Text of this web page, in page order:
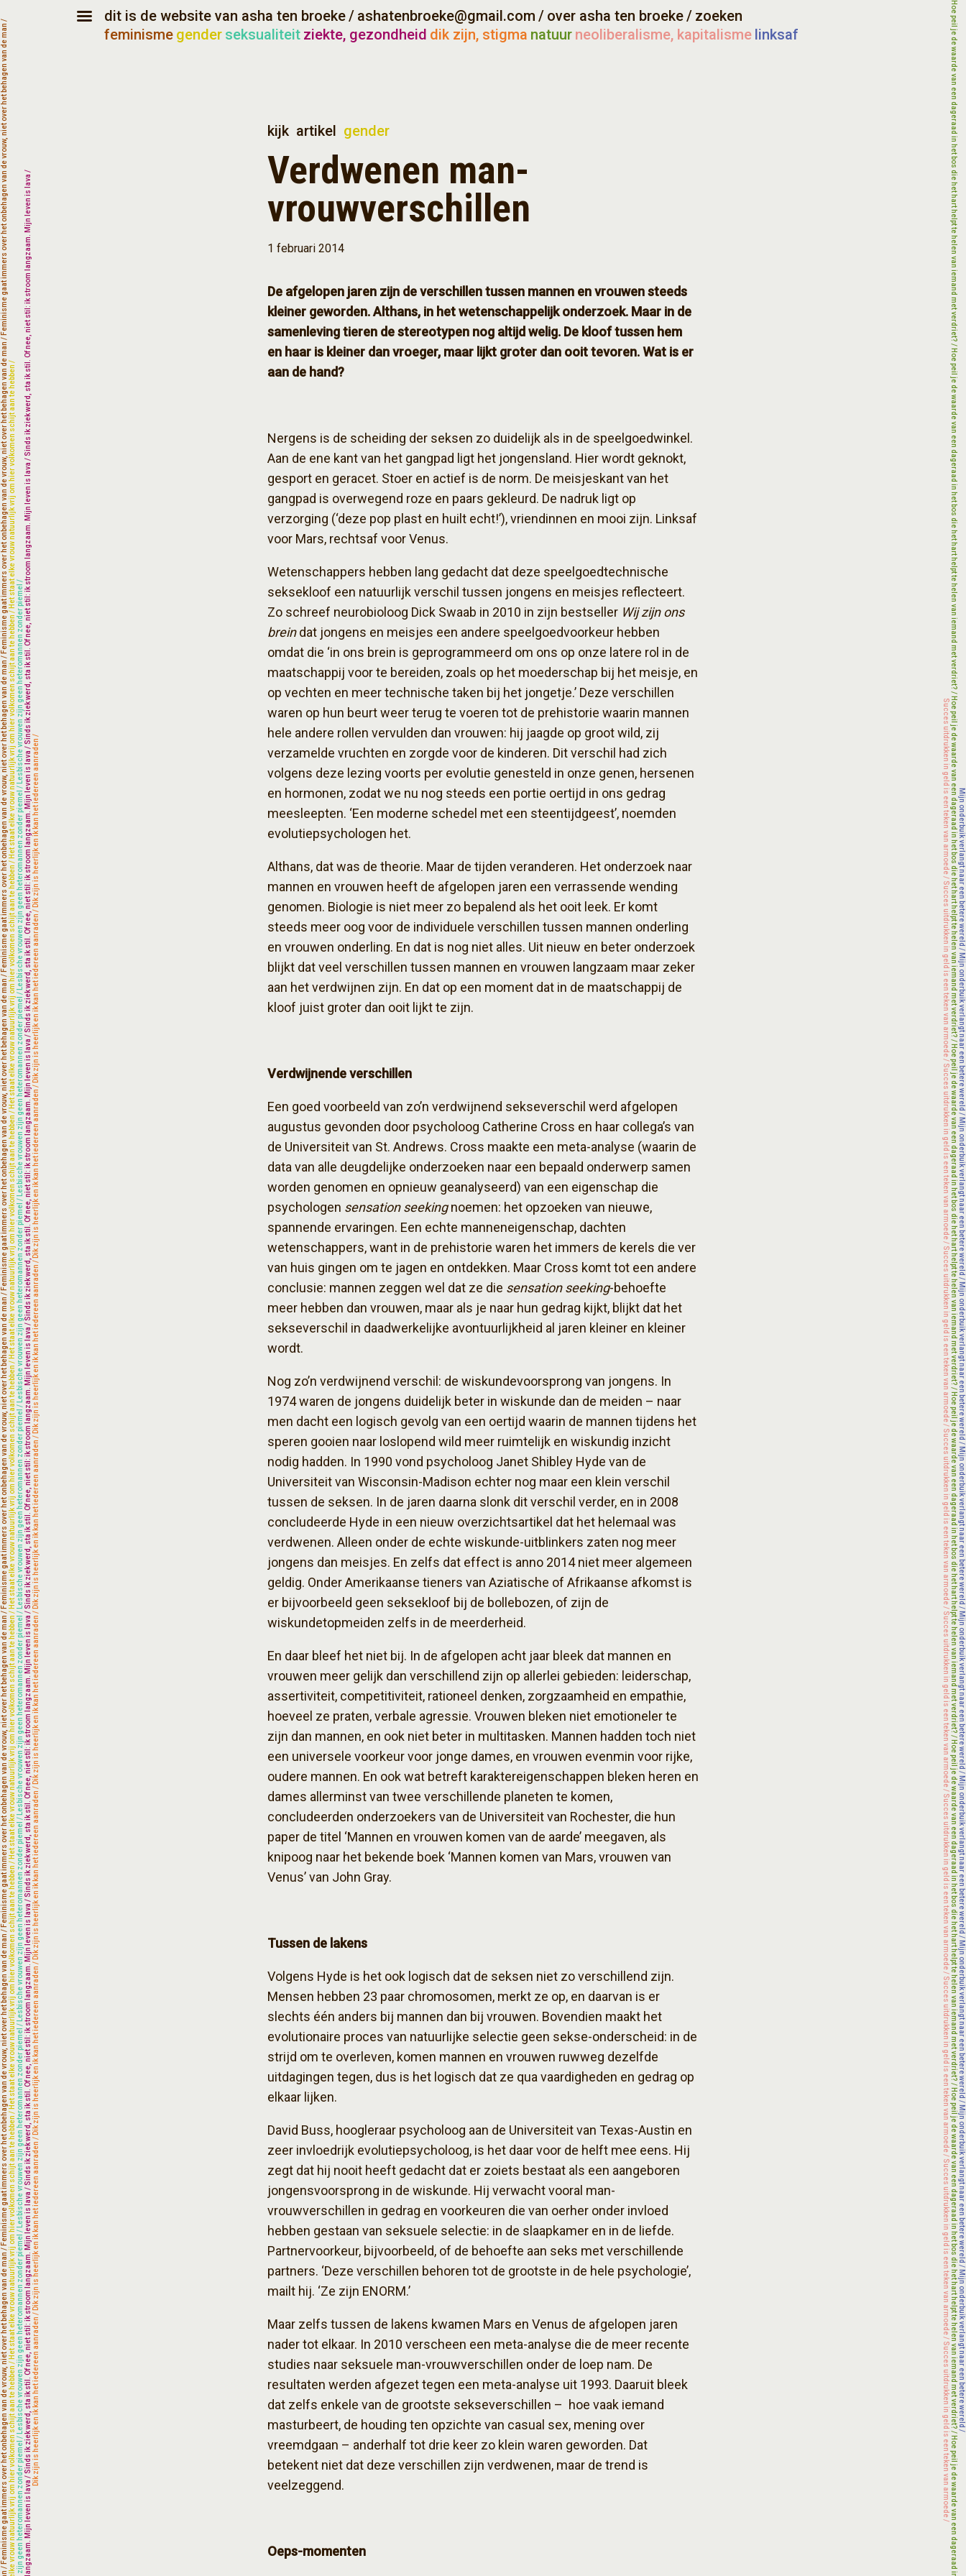
dit is de website van asha ten broeke/ ashatenbroeke@gmail.com / over asha ten broeke/ zoeken
feminisme gender seksualiteit ziekte, gezondheid dik zijn, stigma natuur neoliberalisme, kapitalisme linksaf
kijk artikel gender
Verdwenen man-
vrouwverschillen
1 februari 2014
De afgelopen jaren zijn de verschillen tussen mannen en vrouwen steeds
kleiner geworden. Althans, in het wetenschappelijk onderzoek. Maar in de
samenleving tieren de stereotypen nog altijd welig. De kloof tussen hem
en haar is kleiner dan vroeger, maar lijkt groter dan ooit tevoren. Wat is er
aan de hand?
Nergens is de scheiding der seksen zo duidelijk als in de speelgoedwinkel.
Aan de ene kant van het gangpad ligt het jongensland. Hier wordt geknokt,
gesport en geracet. Stoer en actief is de norm. De meisjeskant van het
gangpad is overwegend roze en paars gekleurd. De nadruk ligt op
verzorging (‘deze pop plast en huilt echt!’), vriendinnen en mooi zijn. Linksaf
voor Mars, rechtsaf voor Venus.
Wetenschappers hebben lang gedacht dat deze speelgoedtechnische
seksekloof een natuurlijk verschil tussen jongens en meisjes reflecteert.
Zo schreef neurobioloog Dick Swaab in 2010 in zijn bestseller Wij zijn ons
breindat jongens en meisjes een andere speelgoedvoorkeur hebben
omdat die ‘in ons brein is geprogrammeerd om ons op onze latere rol in de
maatschappij voor te bereiden, zoals op het moederschap bij het meisje, en
op vechten en meer technische taken bij het jongetje.’ Deze verschillen
waren op hun beurt weer terug te voeren tot de prehistorie waarin mannen
hele andere rollen vervulden dan vrouwen: hij jaagde op groot wild, zij
verzamelde vruchten en zorgde voor de kinderen. Dit verschil had zich
volgens deze lezing voorts per evolutie genesteld in onze genen, hersenen
en hormonen, zodat we nu nog steeds een portie oertijd in ons gedrag
meesleepten. ‘Een moderne schedel met een steentijdgeest’, noemden
evolutiepsychologen het.
Althans, dat was de theorie. Maar de tijden veranderen. Het onderzoek naar
mannen en vrouwen heeft de afgelopen jaren een verrassende wending
genomen. Biologie is niet meer zo bepalend als het ooit leek. Er komt
steeds meer oog voor de individuele verschillen tussen mannen onderling
en vrouwen onderling. En dat is nog niet alles. Uit nieuw en beter onderzoek
blijkt dat veel verschillen tussen mannen en vrouwen langzaam maar zeker
aan het verdwijnen zijn. En dat op een moment dat in de maatschappij de
kloof juist groter dan ooit lijkt te zijn.
Verdwijnende verschillen
Een goed voorbeeld van zo’n verdwijnend sekseverschil werd afgelopen
augustus gevonden door psycholoog Catherine Cross en haar collega’s van
de Universiteit van St. Andrews. Cross maakte een meta-analyse (waarin de
data van alle deugdelijke onderzoeken naar een bepaald onderwerp samen
worden genomen en opnieuw geanalyseerd) van een eigenschap die
psychologen sensation seekingnoemen: het opzoeken van nieuwe,
spannende ervaringen. Een echte manneneigenschap, dachten
wetenschappers, want in de prehistorie waren het immers de kerels die ver
van huis gingen om te jagen en ontdekken. Maar Cross komt tot een andere
conclusie: mannen zeggen wel dat ze die sensation seeking-behoefte
meer hebben dan vrouwen, maar als je naar hun gedrag kijkt, blijkt dat het
sekseverschil in daadwerkelijke avontuurlijkheid al jaren kleiner en kleiner
wordt.
Nog zo’n verdwijnend verschil: de wiskundevoorsprong van jongens. In
1974 waren de jongens duidelijk beter in wiskunde dan de meiden – naar
men dacht een logisch gevolg van een oertijd waarin de mannen tijdens het
speren gooien naar loslopend wild meer ruimtelijk en wiskundig inzicht
nodig hadden. In 1990 vond psycholoog Janet Shibley Hyde van de
Universiteit van Wisconsin-Madison echter nog maar een klein verschil
tussen de seksen. In de jaren daarna slonk dit verschil verder, en in 2008
concludeerde Hyde in een nieuw overzichtsartikel dat het helemaal was
verdwenen. Alleen onder de echte wiskunde-uitblinkers zaten nog meer
jongens dan meisjes. En zelfs dat effect is anno 2014 niet meer algemeen
geldig. Onder Amerikaanse tieners van Aziatische of Afrikaanse afkomst is
er bijvoorbeeld geen seksekloof bij de bollebozen, of zijn de
wiskundetopmeiden zelfs in de meerderheid.
En daar bleef het niet bij. In de afgelopen acht jaar bleek dat mannen en
vrouwen meer gelijk dan verschillend zijn op allerlei gebieden: leiderschap,
assertiviteit, competitiviteit, rationeel denken, zorgzaamheid en empathie,
hoeveel ze praten, verbale agressie. Vrouwen bleken niet emotioneler te
zijn dan mannen, en ook niet beter in multitasken. Mannen hadden toch niet
een universele voorkeur voor jonge dames, en vrouwen evenmin voor rijke,
oudere mannen. En ook wat betreft karaktereigenschappen bleken heren en
dames allerminst van twee verschillende planeten te komen,
concludeerden onderzoekers van de Universiteit van Rochester, die hun
paper de titel ‘Mannen en vrouwen komen van de aarde’ meegaven, als
knipoog naar het bekende boek ‘Mannen komen van Mars, vrouwen van
Venus’ van John Gray.
Tussen de lakens
Volgens Hyde is het ook logisch dat de seksen niet zo verschillend zijn.
Mensen hebben 23 paar chromosomen, merkt ze op, en daarvan is er
slechts één anders bij mannen dan bij vrouwen. Bovendien maakt het
evolutionaire proces van natuurlijke selectie geen sekse-onderscheid: in de
strijd om te overleven, komen mannen en vrouwen ruwweg dezelfde
uitdagingen tegen, dus is het logisch dat ze qua vaardigheden en gedrag op
elkaar lijken.
David Buss, hoogleraar psycholoog aan de Universiteit van Texas-Austin en
zeer invloedrijk evolutiepsycholoog, is het daar voor de helft mee eens. Hij
zegt dat hij nooit heeft gedacht dat er zoiets bestaat als een aangeboren
jongensvoorsprong in de wiskunde. Hij verwacht vooral man-
vrouwverschillen in gedrag en voorkeuren die van oerher onder invloed
hebben gestaan van seksuele selectie: in de slaapkamer en in de liefde.
Partnervoorkeur, bijvoorbeeld, of de behoefte aan seks met verschillende
partners. ‘Deze verschillen behoren tot de grootste in de hele psychologie’,
mailt hij. ‘Ze zijn ENORM.’
Maar zelfs tussen de lakens kwamen Mars en Venus de afgelopen jaren
nader tot elkaar. In 2010 verscheen een meta-analyse die de meer recente
studies naar seksuele man-vrouwverschillen onder de loep nam. De
resultaten werden afgezet tegen een meta-analyse uit 1993. Daaruit bleek
dat zelfs enkele van de grootste sekseverschillen – hoe vaak iemand
masturbeert, de houding ten opzichte van casual sex, mening over
vreemdgaan – anderhalf tot drie keer zo klein waren geworden. Dat
betekent niet dat deze verschillen zijn verdwenen, maar de trend is
veelzeggend.
Oeps-momenten